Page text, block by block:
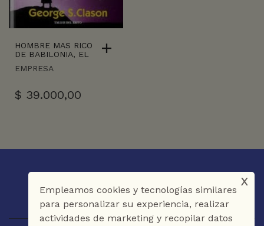
HOMBRE MAS RICO
DE BABILONIA, EL
EMPRESA
$ 39.000,00
Empleamos cookies y tecnologías similares
para personalizar su experiencia, realizar
actividades de marketing y recopilar datos
x